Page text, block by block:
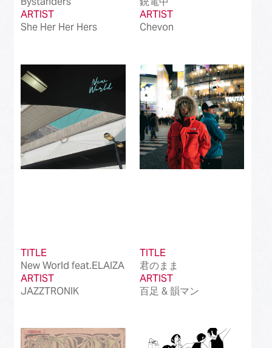
ARTIST
She Her Her Hers
ARTIST
Chevon
TITLE
New World feat.ELAIZA
ARTIST
JAZZTRONIK
TITLE
君のまま
ARTIST
百足 & 韻マン